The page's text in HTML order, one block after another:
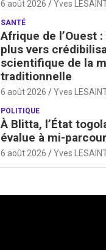
6 août 2026 Yves
SANTÉ
Afrique de l’Ouest
plus vers
scientifique de la
traditionnelle
6 août 2026 Yves
POLITIQUE
À Blitta, l’État
évalue à mi-
6 août 2026 Yves